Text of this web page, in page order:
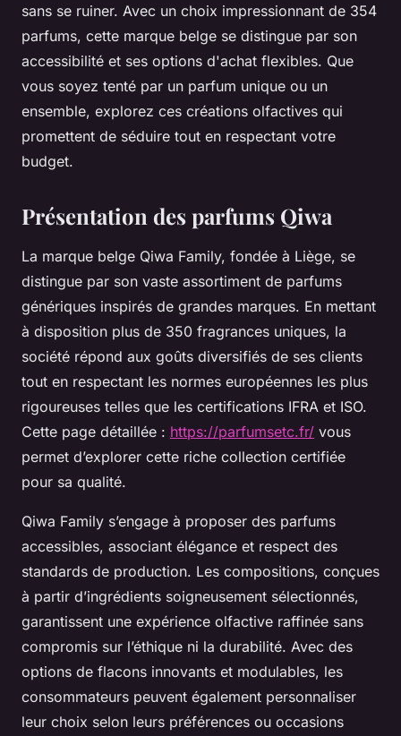
sans se ruiner. Avec un choix impressionnant de 354
parfums, cette marque belge se distingue par son
accessibilité et ses options d'achat flexibles. Que
vous soyez tenté par un parfum unique ou un
ensemble, explorez ces créations olfactives qui
promettent de séduire tout en respectant votre
budget.
Présentation des parfums Qiwa
La marque belge Qiwa Family, fondée à Liège, se
distingue par son vaste assortiment de parfums
génériques inspirés de grandes marques. En mettant
à disposition plus de 350 fragrances uniques, la
société répond aux goûts diversifiés de ses clients
tout en respectant les normes européennes les plus
rigoureuses telles que les certifications IFRA et ISO.
Cette page détaillée : https://parfumsetc.fr/ vous
permet d’explorer cette riche collection certifiée
pour sa qualité.
Qiwa Family s’engage à proposer des parfums
accessibles, associant élégance et respect des
standards de production. Les compositions, conçues
à partir d’ingrédients soigneusement sélectionnés,
garantissent une expérience olfactive raffinée sans
compromis sur l’éthique ni la durabilité. Avec des
options de flacons innovants et modulables, les
consommateurs peuvent également personnaliser
leur choix selon leurs préférences ou occasions